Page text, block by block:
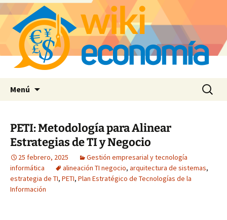
Menú Buscar:
PETI: Metodología para Alinear
Estrategias de TI y Negocio
25 febrero, 2025
Gestión empresarial y tecnología
informática
alineación TI negocio, arquitectura de sistemas,
estrategia de TI, PETI, Plan Estratégico de Tecnologías de la
Información